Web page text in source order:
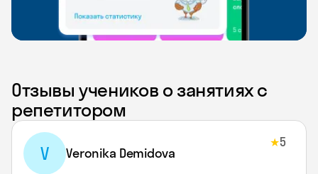
Отзывы учеников о занятиях с
репетитором
V Veronika Demidova
★5